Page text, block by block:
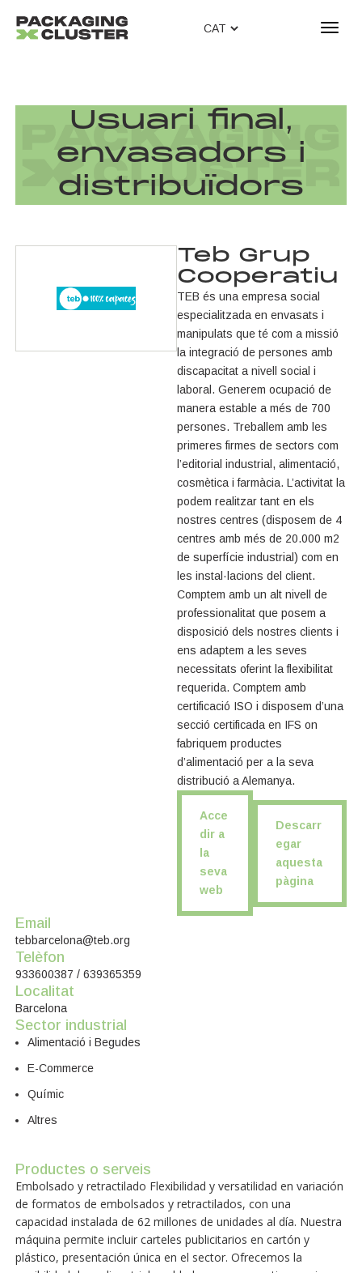
T
g
o
Usuari final,
envasadors i
distribuïdors
Teb Grup
Cooperatiu
TEB és una empresa social
especialitzada en envasats i
manipulats que té com a missió
la integració de persones amb
discapacitat a nivell social i
laboral. Generem ocupació de
manera estable a més de 700
persones. Treballem amb les
primeres firmes de sectors com
l’editorial industrial, alimentació,
cosmètica i farmàcia. L’activitat la
podem realitzar tant en els
nostres centres (disposem de 4
centres amb més de 20.000 m2
de superfície industrial) com en
les instal·lacions del client.
Comptem amb un alt nivell de
professionalitat que posem a
disposició dels nostres clients i
ens adaptem a les seves
necessitats oferint la flexibilitat
requerida. Comptem amb
certificació ISO i disposem d’una
secció certificada en IFS on
fabriquem productes
d’alimentació per a la seva
distribució a Alemanya.
Acce
dir a
la
seva
web
Descarr
egar
aquesta
pàgina
Email
tebbarcelona@teb.org
Telèfon
933600387 / 639365359
Localitat
Barcelona
Sector industrial
Alimentació i Begudes
E-Commerce
Químic
Altres
Productes o serveis
Embolsado y retractilado Flexibilidad y versatilidad en variación
de formatos de embolsados y retractilados, con una
capacidad instalada de 62 millones de unidades al día. Nuestra
máquina permite incluir carteles publicitarios en cartón y
plástico, presentación única en el sector. Ofrecemos la